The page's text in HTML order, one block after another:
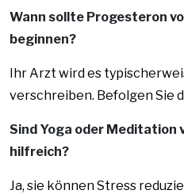
Wann sollte Progesteron
beginnen?
Ihr Arzt wird es
verschreiben. Befolgen Sie
Sind Yoga oder Meditation
hilfreich?
Ja, sie können Stress